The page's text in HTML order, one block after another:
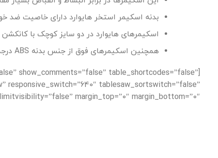
بدنه اسکیمر استخر هایوارد دارای خاصیت ضد خوردگی، غیر رسانا (هادی) و دارای 2 خروجی می باشد که
اسکیمرهای هایوارد در دو سایز کوچک با کانکشن ½ 1 اینچ و سایز بزرگ با کانکشن 2 اینچ ارائه می
همچنین اسکیمرهای فوق از جنس بدنه ABS درجه یک بوده و در مقابل نور آفتاب و کلر تغییر رنگ نمی دهد.
show_comments=”false” table_shortcodes=”false”
responsive_switch=”640″ tablesaw_sortswitch=”false”
margin_top=”0″ margin_bottom=”0″]